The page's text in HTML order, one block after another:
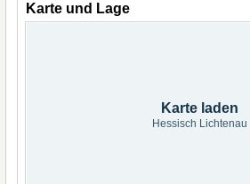
Karte und Lage
Karte laden
Hessisch Lichtenau